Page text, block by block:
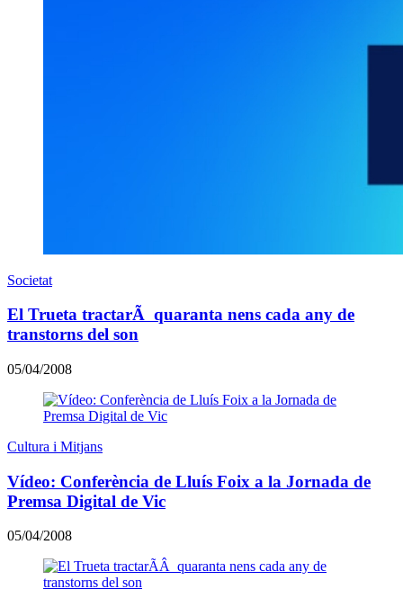
Societat
El Trueta tractarÃ quaranta nens cada any de
transtorns del son
05/04/2008
Cultura i Mitjans
Vídeo: Conferència de Lluís Foix a la Jornada de
Premsa Digital de Vic
05/04/2008